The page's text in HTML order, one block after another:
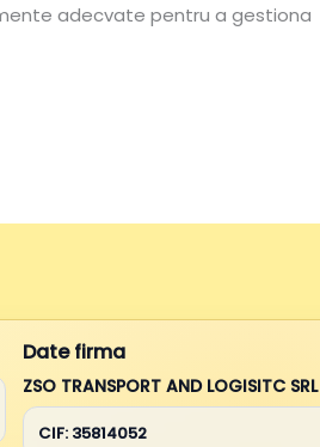
adecvate pentru a gestiona
Date firma
ZSO TRANSPORT AND LOGISITC SRL
CIF: 35814052